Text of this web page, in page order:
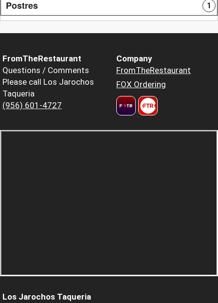
Postres 1
FromTheRestaurant
Questions / Comments
Please call Los Jarochos
Taqueria
(956) 601-4727
Company
FromTheRestaurant
FOX Ordering
Los Jarochos Taqueria